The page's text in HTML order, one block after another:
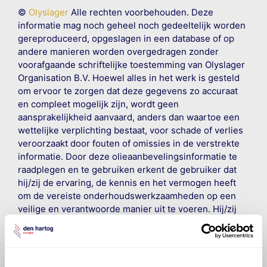
© OlyslagerAlle rechten voorbehouden. Deze
informatie mag noch geheel noch gedeeltelijk worden
gereproduceerd, opgeslagen in een database of op
andere manieren worden overgedragen zonder
voorafgaande schriftelijke toestemming van Olyslager
Organisation B.V. Hoewel alles in het werk is gesteld
om ervoor te zorgen dat deze gegevens zo accuraat
en compleet mogelijk zijn, wordt geen
aansprakelijkheid aanvaard, anders dan waartoe een
wettelijke verplichting bestaat, voor schade of verlies
veroorzaakt door fouten of omissies in de verstrekte
informatie. Door deze olieaanbevelingsinformatie te
raadplegen en te gebruiken erkent de gebruiker dat
hij/zij de ervaring, de kennis en het vermogen heeft
om de vereiste onderhoudswerkzaamheden op een
veilige en verantwoorde manier uit te voeren. Hij/zij
Den Hartog
Energies
voor enig verlies, letsel, claim en schade